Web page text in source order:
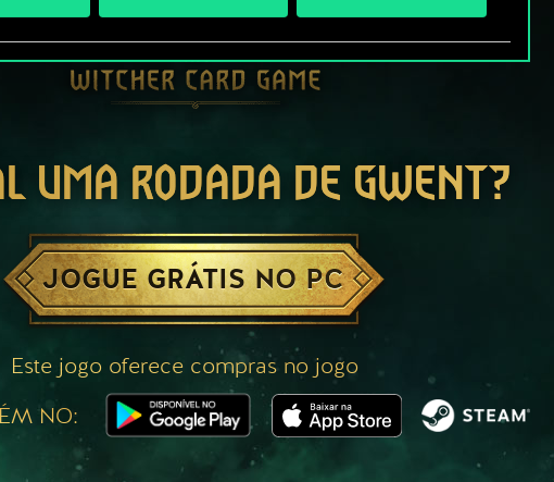
UMA RODADA DE GWENT?
JOGUE GRÁTIS NO PC
Este jogo oferece compras no jogo
NO: